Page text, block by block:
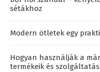
sétákhoz
Modern ötletek egy
Hogyan használják a
termékeik és